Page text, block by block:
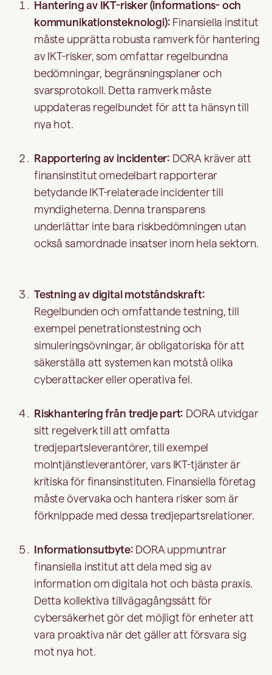
Hantering av IKT-risker (informations- och
kommunikationsteknologi): Finansiella institut
måste upprätta robusta ramverk för hantering
av IKT-risker, som omfattar regelbundna
bedömningar, begränsningsplaner och
svarsprotokoll. Detta ramverk måste
uppdateras regelbundet för att ta hänsyn till
nya hot.
Rapportering av incidenter: DORA kräver att
finansinstitut omedelbart rapporterar
betydande IKT-relaterade incidenter till
myndigheterna. Denna transparens
underlättar inte bara riskbedömningen utan
också samordnade insatser inom hela sektorn.
Testning av digital motståndskraft:
Regelbunden och omfattande testning, till
exempel penetrationstestning och
simuleringsövningar, är obligatoriska för att
säkerställa att systemen kan motstå olika
cyberattacker eller operativa fel.
Riskhantering från tredje part: DORA utvidgar
sitt regelverk till att omfatta
tredjepartsleverantörer, till exempel
molntjänstleverantörer, vars IKT-tjänster är
kritiska för finansinstituten. Finansiella företag
måste övervaka och hantera risker som är
förknippade med dessa tredjepartsrelationer.
Informationsutbyte: DORA uppmuntrar
finansiella institut att dela med sig av
information om digitala hot och bästa praxis.
Detta kollektiva tillvägagångssätt för
cybersäkerhet gör det möjligt för enheter att
vara proaktiva när det gäller att försvara sig
mot nya hot.